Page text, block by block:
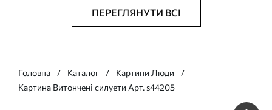
ПЕРЕГЛЯНУТИ ВСІ
Головна Каталог
Картини Люди
Картина Витончені силуети Арт. s44205